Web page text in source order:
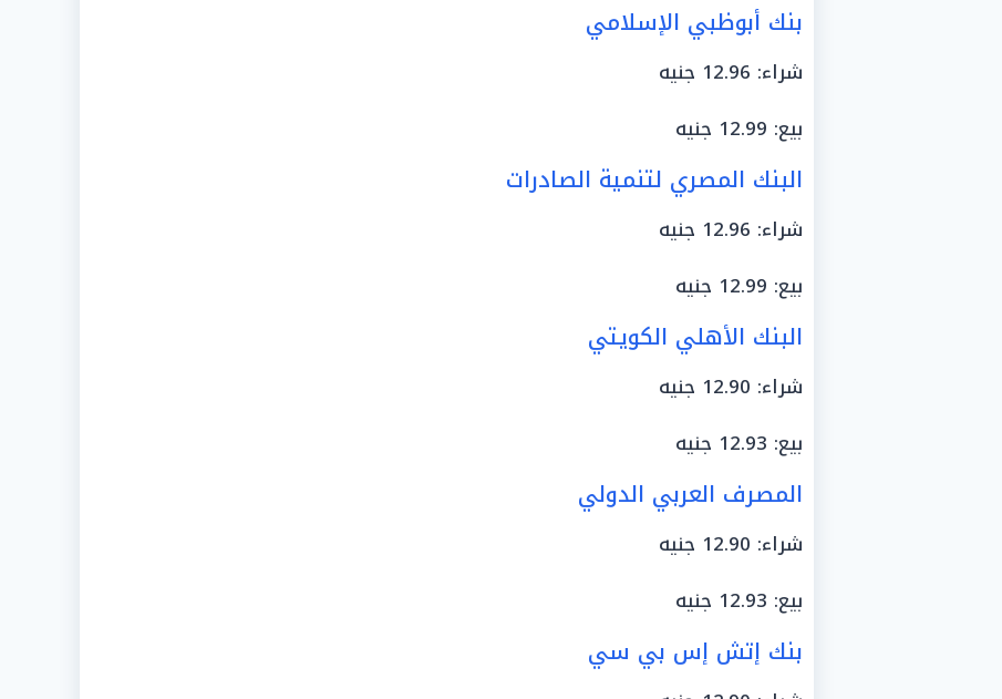
بنك أبوظبي الإسلامي
شراء: 12.96 جنيه
بيع: 12.99 جنيه
البنك المصري لتنمية الصادرات
شراء: 12.96 جنيه
بيع: 12.99 جنيه
البنك الأهلي الكويتي
شراء: 12.90 جنيه
بيع: 12.93 جنيه
المصرف العربي الدولي
شراء: 12.90 جنيه
بيع: 12.93 جنيه
بنك إتش إس بي سي